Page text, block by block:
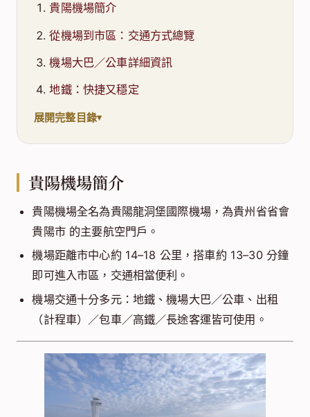
貴陽機場簡介
從機場到市區：交通方式總覽
機場大巴／公車詳細資訊
地鐵：快捷又穩定
展開完整目錄
貴陽機場簡介
貴陽機場全名為貴陽龍洞堡國際機場，為貴州省省會
貴陽市 的主要航空門戶。
機場距離市中心約 14–18 公里，搭車約 13–30 分鐘
即可進入市區，交通相當便利。
機場交通十分多元：地鐵、機場大巴／公車、出租
（計程車）／包車／高鐵／長途客運皆可使用。